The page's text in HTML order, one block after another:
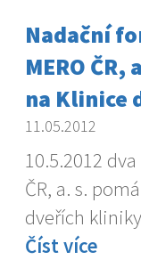
Nadační
MERO
na Klinice
11.05.2012
10.5.2012
ČR, a. s.
dveřích
Číst více